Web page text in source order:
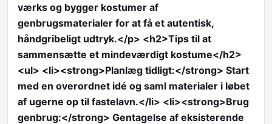
værks og bygger kostumer af
genbrugsmaterialer for at få et autentisk,
håndgribeligt udtryk.</p> <h2>Tips til at
sammensætte et mindeværdigt kostume</h2>
<ul> <li><strong>Planlæg tidligt:</strong> Start
med en overordnet idé og saml materialer i løbet
af ugerne op til fastelavn.</li> <li><strong>Brug
genbrug:</strong> Gentagelse af eksisterende